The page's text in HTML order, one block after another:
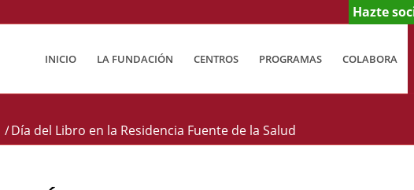
Hazte
INICIO LA FUNDACIÓN CENTROS PROGRAMAS COLABORA
/Día del Libro en la Residencia Fuente de la Salud